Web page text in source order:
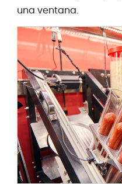
una ventana.